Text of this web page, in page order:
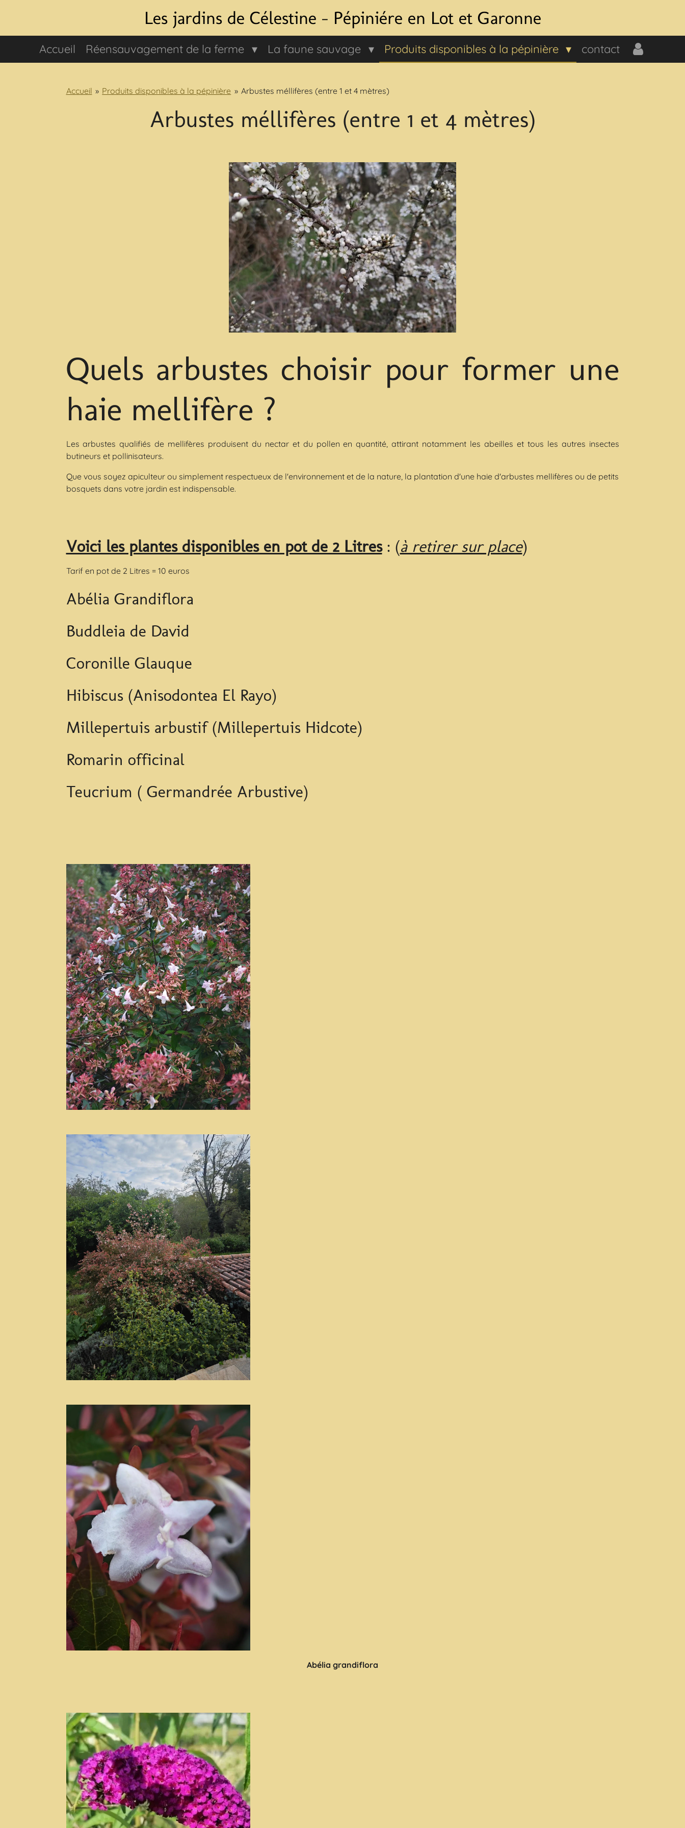
contenu
Les jardins de Célestine - Pépiniére en Lot et Garonne
Accueil Réensauvagement de la ferme La faune sauvage Produits disponibles à la pépinière contact
Accueil » Produits disponibles à la pépinière » Arbustes méllifères (entre 1 et 4 mètres)
Arbustes méllifères (entre 1 et 4 mètres)
Quels arbustes choisir pour former une
haie mellifère ?
Les arbustes qualifiés de mellifères produisent du nectar et du pollen en quantité, attirant notamment les abeilles et tous les autres insectes
butineurs et pollinisateurs.
Que vous soyez apiculteur ou simplement respectueux de l'environnement et de la nature, la plantation d'une haie d'arbustes mellifères ou de petits
bosquets dans votre jardin est indispensable.
Voici les plantes disponibles en pot de 2 Litres: (à retirer sur place)
Tarif en pot de 2 Litres = 10 euros
Abélia Grandiflora
Buddleia de David
Coronille Glauque
Hibiscus (Anisodontea El Rayo)
Millepertuis arbustif (Millepertuis Hidcote)
Romarin officinal
Teucrium ( Germandrée Arbustive)
Abélia grandiflora